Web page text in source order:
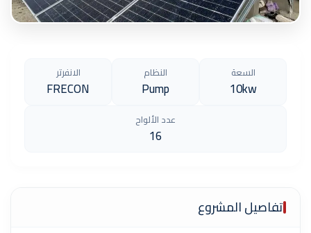
السعة
10kw
النظام
Pump
الانفرتر
FRECON
عدد الألواح
16
تفاصيل المشروع